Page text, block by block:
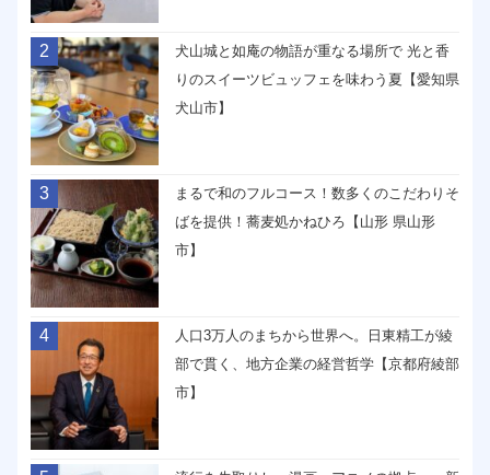
2
犬山城と如庵の物語が重なる場所で 光と香
りのスイーツビュッフェを味わう夏【愛知県
犬山市】
3
まるで和のフルコース！数多くのこだわりそ
ばを提供！蕎麦処かねひろ【山形 県山形
市】
4
人口3万人のまちから世界へ。日東精工が綾
部で貫く、地方企業の経営哲学【京都府綾部
市】